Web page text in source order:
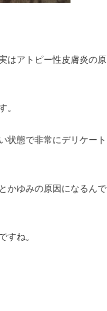
はアトピー性皮膚炎の原
。
状態で非常にデリケート
かゆみの原因になるんで
すね。